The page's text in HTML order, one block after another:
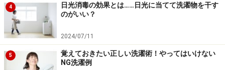
そもそも家事は趣味や娯楽ではなく、私たちが生きるた
めに欠くべからざる、本質的、まさにエッセンシャルな
仕事です。つきつめれば先の「さしすせそ」の要素あま
ねく、生命をつなぎ、健康を守ることこそが主目的であ
4
日光消毒の効果とは……日光に当てて洗濯物を干す
のがいい？
2024/07/11
5
覚えておきたい正しい洗濯術！やってはいけない
NG洗濯例